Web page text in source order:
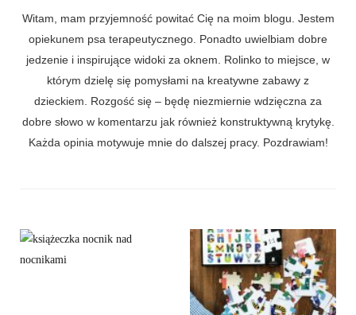
Witam, mam przyjemność powitać Cię na moim blogu. Jestem
opiekunem psa terapeutycznego. Ponadto uwielbiam dobre
jedzenie i inspirujące widoki za oknem. Rolinko to miejsce, w
którym dzielę się pomysłami na kreatywne zabawy z
dzieckiem. Rozgość się – będę niezmiernie wdzięczna za
dobre słowo w komentarzu jak również konstruktywną krytykę.
Każda opinia motywuje mnie do dalszej pracy. Pozdrawiam!